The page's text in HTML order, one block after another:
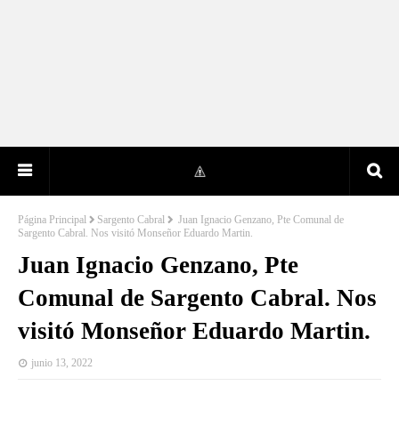
Página Principal Sargento Cabral
Juan Ignacio Genzano, Pte Comunal de
Sargento Cabral. Nos visitó Monseñor Eduardo Martin.
Juan Ignacio Genzano, Pte
Comunal de Sargento Cabral. Nos
visitó Monseñor Eduardo Martin.
junio 13, 2022